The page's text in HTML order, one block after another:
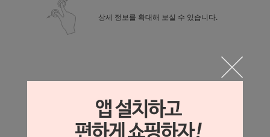
상세 정보를 확대해 보실 수 있습니다.